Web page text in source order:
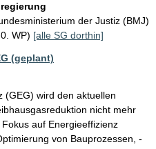
der Justiz (BMJ)
WP) [alle SG dorthin]
(geplant)
(GEG) wird den aktuellen
nicht mehr
auf Energieeffizienz
von Bauprozessen, -